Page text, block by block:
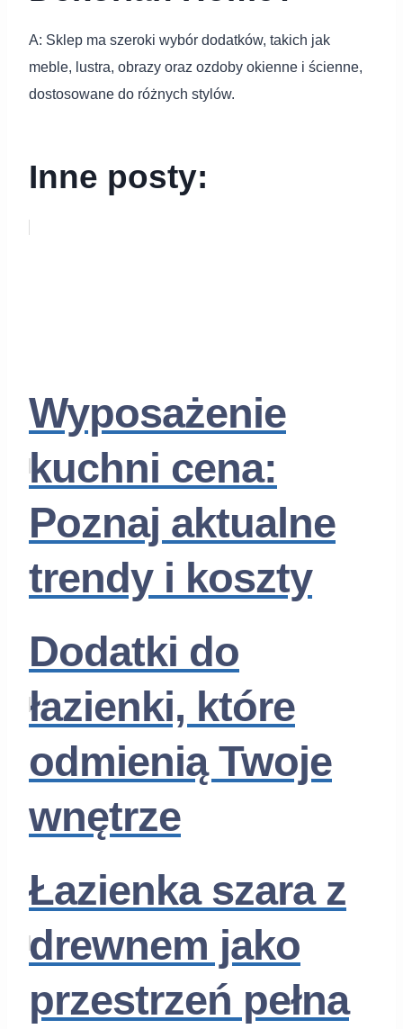
A: Sklep ma szeroki wybór dodatków, takich jak
meble, lustra, obrazy oraz ozdoby okienne i ścienne,
dostosowane do różnych stylów.
Inne posty:
Wyposażenie
kuchni cena:
Poznaj aktualne
trendy i koszty
Dodatki do
łazienki, które
odmienią Twoje
wnętrze
Łazienka szara z
drewnem jako
przestrzeń pełna